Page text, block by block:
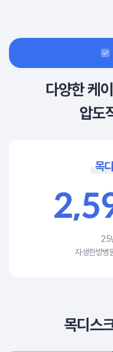
다양한 케
압도
목
2,5
25
자생한방병
목디스